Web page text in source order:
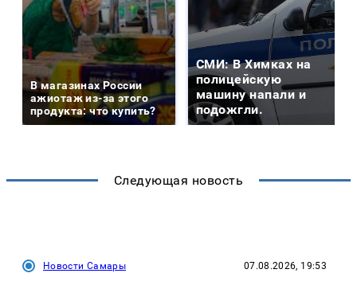
В магазинах России
ажиотаж из-за этого
продукта: что купить?
СМИ: В Химках на
полицейскую
машину напали и
подожгли.
Следующая новость
Новости Самары 07.08.2026, 19:53